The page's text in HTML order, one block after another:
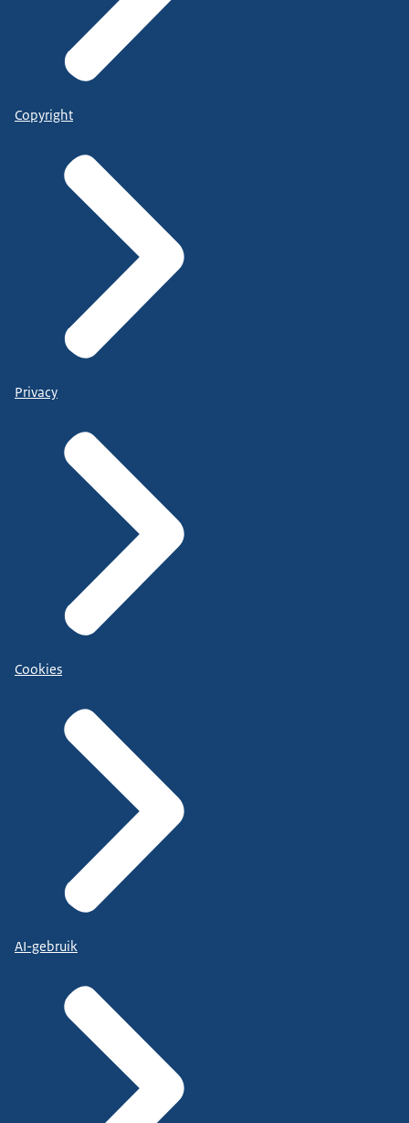
Copyright
Privacy
Cookies
AI-gebruik